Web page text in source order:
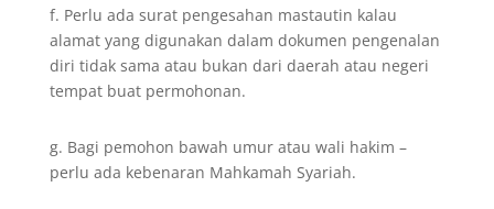
f. Perlu ada surat pengesahan mastautin kalau
alamat yang digunakan dalam dokumen pengenalan
diri tidak sama atau bukan dari daerah atau negeri
tempat buat permohonan.
g. Bagi pemohon bawah umur atau wali hakim –
perlu ada kebenaran Mahkamah Syariah.